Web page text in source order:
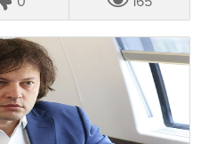
0 165